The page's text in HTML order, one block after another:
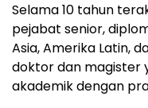
Selama 10 tahun
pejabat senior,
Asia, Amerika Latin,
doktor dan magister
akademik dengan